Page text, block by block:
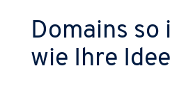
Domains so
wie Ihre